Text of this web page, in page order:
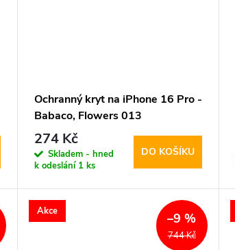
Ochranný kryt na iPhone 16 Pro -
Babaco, Flowers 013
Transparent
274 Kč
Skladem - hned
k odeslání 1 ks
DO KOŠÍKU
Akce
744 Kč
–9 %